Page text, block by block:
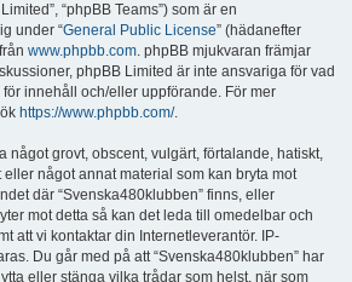
“phpBB Teams”) som är en
under “General Public License” (hädanefter
www.phpbb.com. phpBB mjukvaran främjar
phpBB Limited är inte ansvariga för vad
innehåll och/eller uppförande. För mer
https://www.phpbb.com/.
något grovt, obscent, vulgärt, förtalande, hatiskt,
något annat material som kan bryta mot
där “Svenska480klubben” finns, eller
mot detta så kan det leda till omedelbar och
att vi kontaktar din Internetleverantör. IP-
Du går med på att “Svenska480klubben” har
eller stänga vilka trådar som helst, när som